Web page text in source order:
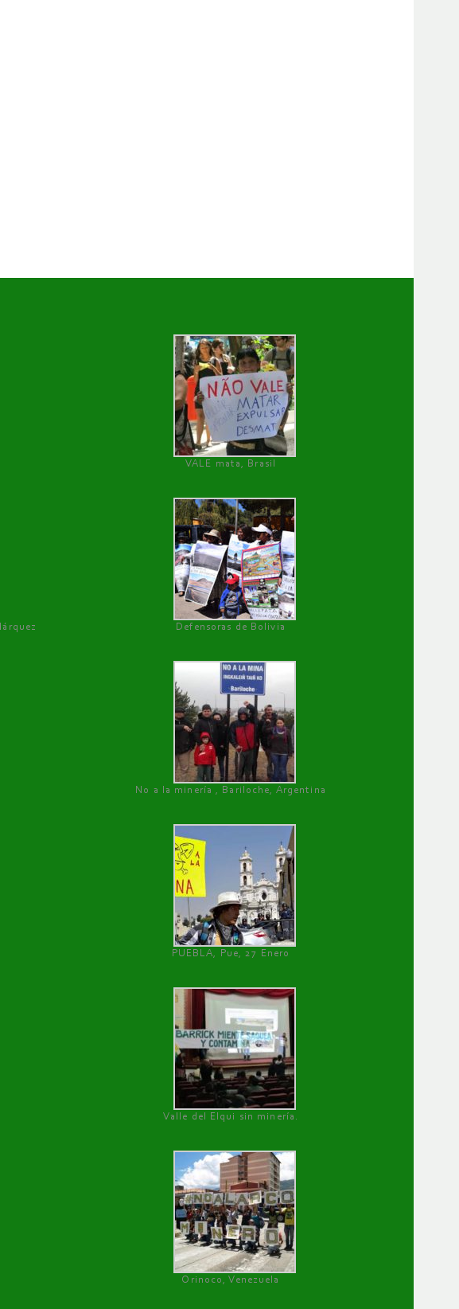
VALE mata, Brasil
Defensoras de Bolivia
No a la minería , Bariloche, Argentina
PUEBLA, Pue, 27 Enero
Valle del Elqui sin minería.
Orinoco, Venezuela